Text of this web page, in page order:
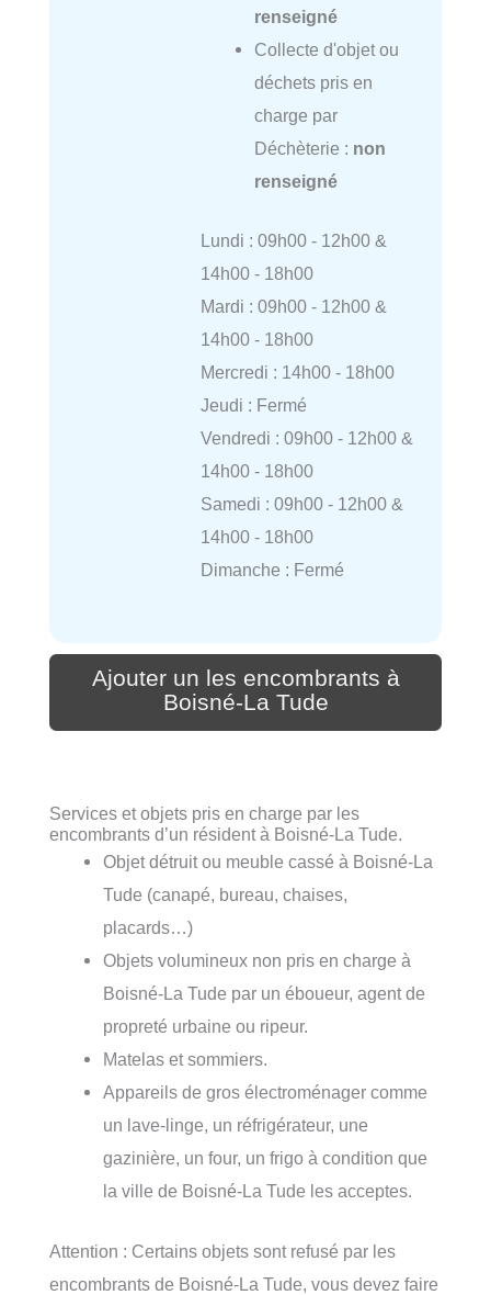
renseigné
Collecte d'objet ou
déchets pris en
charge par
Déchèterie : non
renseigné
Lundi : 09h00 - 12h00 &
14h00 - 18h00
Mardi : 09h00 - 12h00 &
14h00 - 18h00
Mercredi : 14h00 - 18h00
Jeudi : Fermé
Vendredi : 09h00 - 12h00 &
14h00 - 18h00
Samedi : 09h00 - 12h00 &
14h00 - 18h00
Dimanche : Fermé
Ajouter un les encombrants à
Boisné-La Tude
Services et objets pris en charge par les
encombrants d’un résident à Boisné-La Tude.
Objet détruit ou meuble cassé à Boisné-La
Tude (canapé, bureau, chaises,
placards…)
Objets volumineux non pris en charge à
Boisné-La Tude par un éboueur, agent de
propreté urbaine ou ripeur.
Matelas et sommiers.
Appareils de gros électroménager comme
un lave-linge, un réfrigérateur, une
gazinière, un four, un frigo à condition que
la ville de Boisné-La Tude les acceptes.
Attention : Certains objets sont refusé par les
encombrants de Boisné-La Tude, vous devez faire